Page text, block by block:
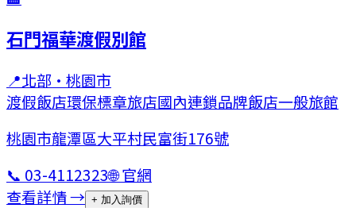
石門福華渡假別館
📍北部 · 桃園市
渡假飯店環保標章旅店國內連鎖品牌飯店一般旅館
桃園市龍潭區大平村民富街176號
📞 03-4112323🌐 官網
查看詳情 → + 加入詢價